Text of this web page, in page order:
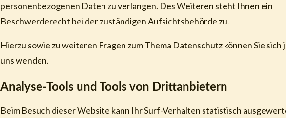
personenbezogenen Daten zu verlangen. Des Weiteren steht Ihnen ein
Beschwerderecht bei der zuständigen Aufsichtsbehörde zu.
Hierzu sowie zu weiteren Fragen zum Thema Datenschutz können Sie sich
uns wenden.
Analyse-Tools und Tools von Dritt­anbietern
Beim Besuch dieser Website kann Ihr Surf-Verhalten statistisch